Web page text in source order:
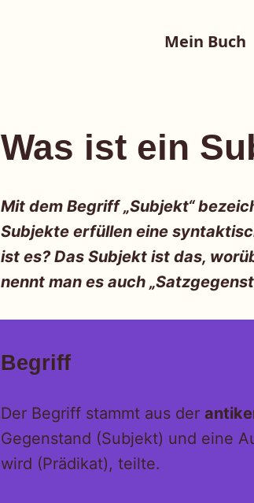
Mein Buch
Was ist ein
Mit dem Begriff „Subjekt“
Subjekte erfüllen eine
ist es? Das Subjekt ist das,
nennt man es auch
Begriff
Der Begriff stammt aus der
Gegenstand (Subjekt) und eine
wird (Prädikat), teilte.